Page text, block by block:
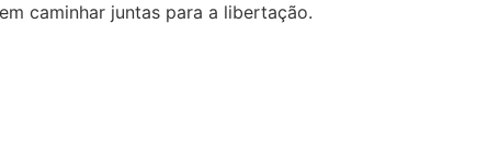
caminhar juntas para a libertação.